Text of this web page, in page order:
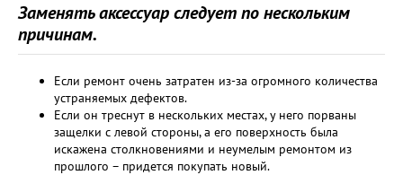
Заменять аксессуар следует по нескольким
причинам.
Если ремонт очень затратен из-за огромного количества
устраняемых дефектов.
Если он треснут в нескольких местах, у него порваны
защелки с левой стороны, а его поверхность была
искажена столкновениями и неумелым ремонтом из
прошлого – придется покупать новый.